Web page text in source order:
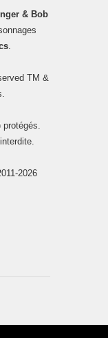
& Bob
TM &
protégés.
2026